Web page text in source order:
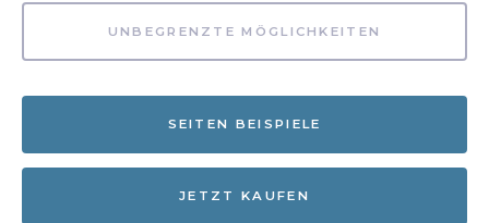
UNBEGRENZTE MÖGLICHKEITEN
SEITEN BEISPIELE
JETZT KAUFEN